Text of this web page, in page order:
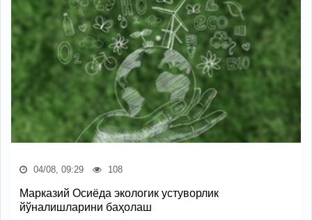
04/08, 09:29 108
Марказий Осиёда экологик устуворлик
йўналишларини баҳолаш